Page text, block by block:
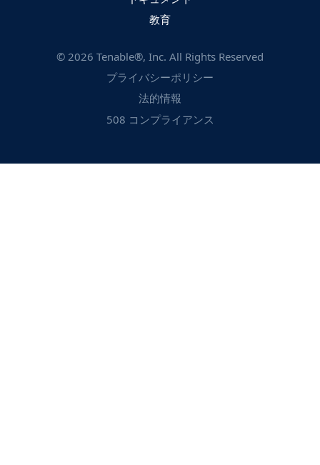
教育
© 2026 Tenable®, Inc. All Rights Reserved
プライバシーポリシー
法的情報
508 コンプライアンス